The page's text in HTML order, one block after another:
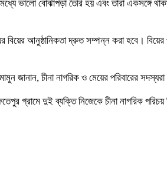
ভালো বোঝাপড়া তৈরি হয় এবং তারা একসঙ্গে
বিয়ের আনুষ্ঠানিকতা দ্রুত সম্পন্ন করা হবে।
জানান, চীনা নাগরিক ও মেয়ের পরিবারের
গ্রামে দুই ব্যক্তি নিজেকে চীনা নাগরিক